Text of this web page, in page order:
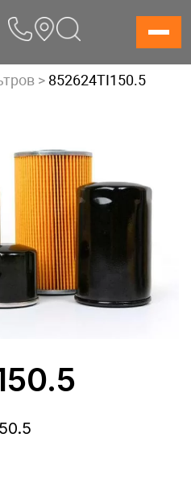
> 852624TI150.5